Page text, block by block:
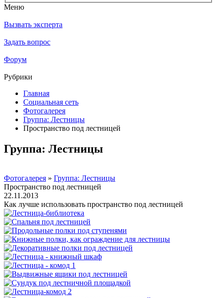
Меню
Вызвать эксперта
Задать вопрос
Форум
Рубрики
Главная
Социальная сеть
Фотогалерея
Группа: Лестницы
Пространство под лестницей
Группа: Лестницы
Фотогалерея » Группа: Лестницы
Пространство под лестницей
22.11.2013
Как лучше использовать пространство под лестницей